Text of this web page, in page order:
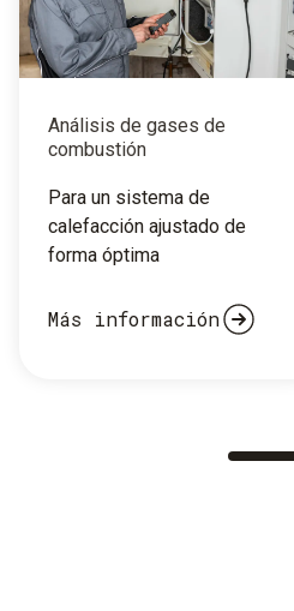
Análisis de gases de
combustión
Para un sistema de
calefacción ajustado de
forma óptima
Más información